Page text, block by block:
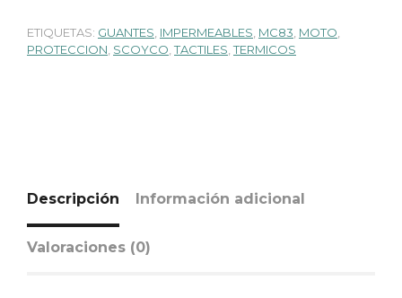
ETIQUETAS: GUANTES IMPERMEABLES MC83 MOTO
PROTECCION SCOYCO ,TACTILES ,TERMICOS
Descripción Información adicional
Valoraciones (0)